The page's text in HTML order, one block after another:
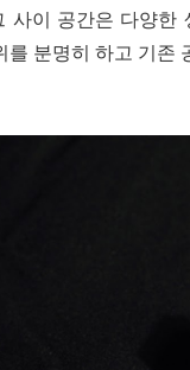
사이 공간은 다양
분명히 하고 기존